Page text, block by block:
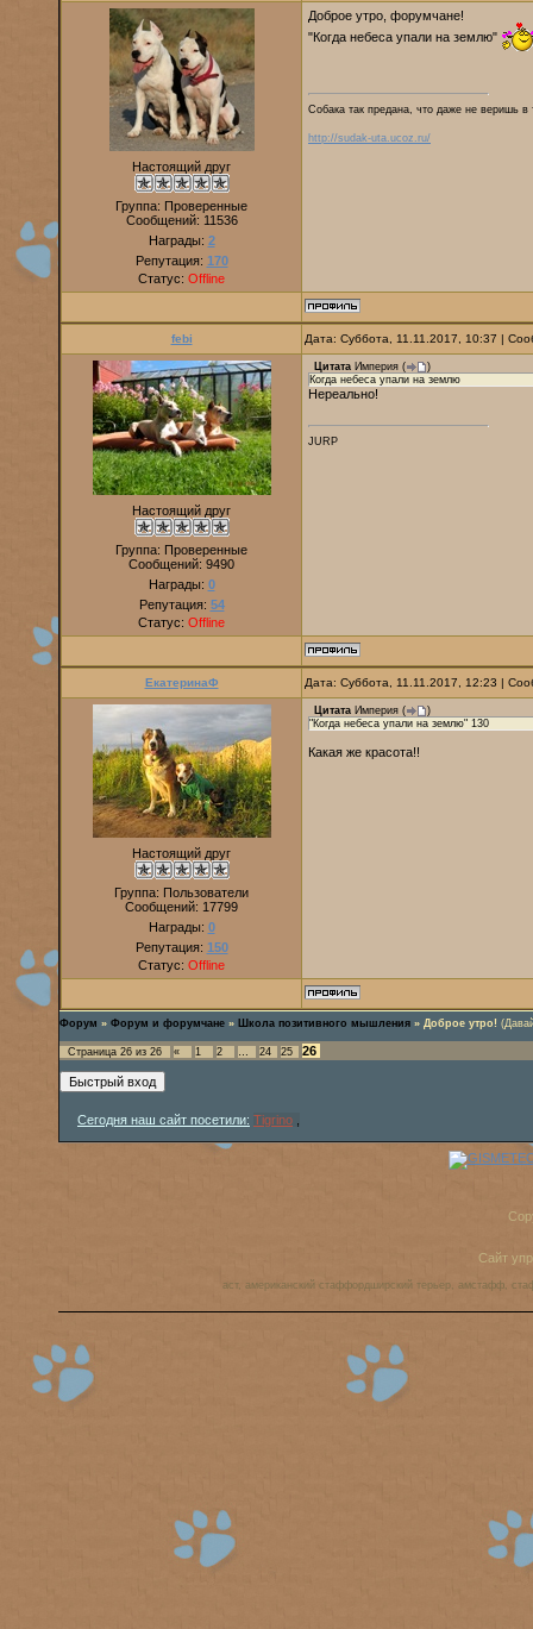
Настоящий друг
Группа: Проверенные
Сообщений: 11536
Награды: 2
Репутация: 170
Статус: Offline
Доброе утро, форумчане!
"Когда небеса упали на землю"
Собака так предана, что даже не веришь
http://sudak-uta.ucoz.ru/
febi Дата: Суббота, 11.11.2017, 10:37 |
Настоящий друг
Группа: Проверенные
Сообщений: 9490
Награды: 0
Репутация: 54
Статус: Offline
Цитата Империя (
)
Когда небеса упали на землю
Нереально!
JURP
ЕкатеринаФ Дата: Суббота, 11.11.2017, 12:23 |
Настоящий друг
Группа: Пользователи
Сообщений: 17799
Награды: 0
Репутация: 150
Статус: Offline
Цитата Империя (
)
"Когда небеса упали на землю" 130
Какая же красота!!
Форум » Форум и форумчане » Школа позитивного мышления » Доброе утро!
Страница 26 из 26 « 1 2 … 24 25 26
Сегодня наш сайт посетили: Tigrino
Сайт
аст, американский стаффордширский терьер, амстафф,